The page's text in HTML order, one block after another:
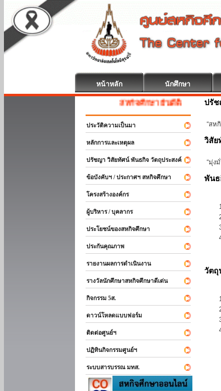
หน้าหลัก นักศึกษา
สหกิจศึกษา ยินดีต้อนรับ
ประวัติความเป็นมา
หลักการและเหตุผล
ปรัชญา วิสัยทัศน์ พันธกิจ วัตถุประสงค์
ข้อบังคับฯ / ประกาศฯ สหกิจศึกษา
โครงสร้างองค์กร
ผู้บริหาร / บุคลากร
ประโยชน์ของสหกิจศึกษา
ประกันคุณภาพ
รายงานผลการดำเนินงาน
รางวัลนักศึกษาสหกิจศึกษาดีเด่น
กิจกรรม 5ส.
ดาวน์โหลดแบบฟอร์ม
ติดต่อศูนย์ฯ
ปฏิทินกิจกรรมศูนย์ฯ
ระบบสารบรรณ มทส.
ปรั
“สห
วิสัย
“มุ่ง
พัน
วัตถุ